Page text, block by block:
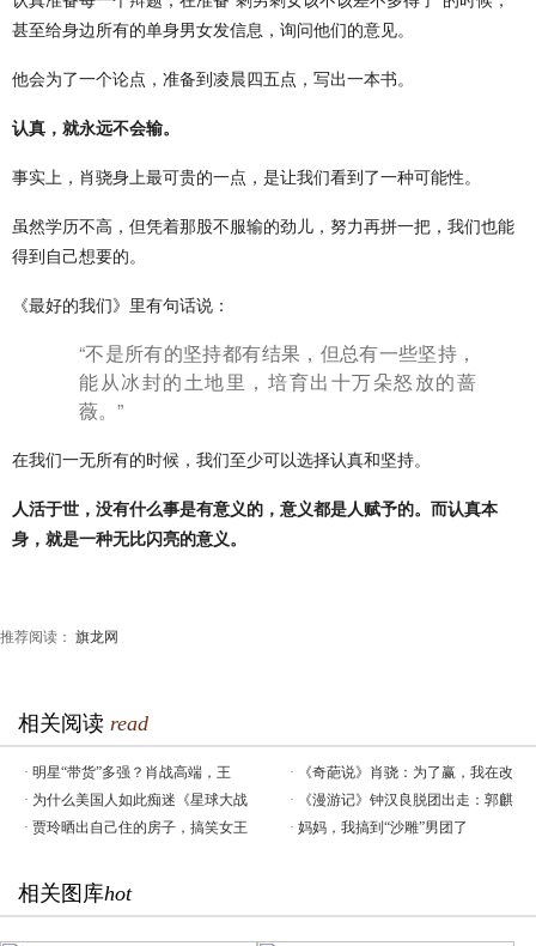
甚至给身边所有的单身男女发信息，询问他们的意见。
他会为了一个论点，准备到凌晨四五点，写出一本书。
认真，就永远不会输。
事实上，肖骁身上最可贵的一点，是让我们看到了一种可能性。
虽然学历不高，但凭着那股不服输的劲儿，努力再拼一把，我们也能
得到自己想要的。
《最好的我们》里有句话说：
“不是所有的坚持都有结果，但总有一些坚持，
能从冰封的土地里，培育出十万朵怒放的蔷
薇。”
在我们一无所有的时候，我们至少可以选择认真和坚持。
人活于世，没有什么事是有意义的，意义都是人赋予的。而认真本
身，就是一种无比闪亮的意义。
推荐阅读： 旗龙网
相关阅读 read
· 明星“带货”多强？肖战高端，王 ·
《奇葩说》肖骁：为了赢，我在改
· 为什么美国人如此痴迷《星球大战 ·
《漫游记》钟汉良脱团出走：郭麒
· 贾玲晒出自己住的房子，搞笑女王 · 妈妈，我搞到“沙雕”男团了
相关图库hot